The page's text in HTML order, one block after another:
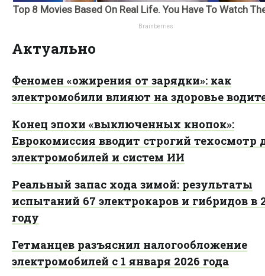
Актуально
Феномен «ожирения от зарядки»: как
электромобили влияют на здоровье
Конец эпохи «выключенных кнопок»:
Еврокомиссия вводит строгий техосмотр
электромобилей и систем ИИ
Реальный запас хода зимой: результаты
испытаний 67 электрокаров и гибридов в
году
Гетманцев разъяснил налогообложение
электромобилей с 1 января 2026 года